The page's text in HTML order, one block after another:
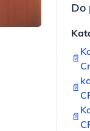
Do
📄
📄
📄